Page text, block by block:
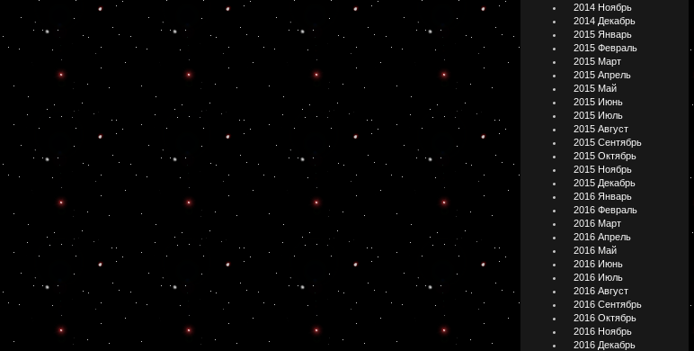
2014 Ноябрь
2014 Декабрь
2015 Январь
2015 Февраль
2015 Март
2015 Апрель
2015 Май
2015 Июнь
2015 Июль
2015 Август
2015 Сентябрь
2015 Октябрь
2015 Ноябрь
2015 Декабрь
2016 Январь
2016 Февраль
2016 Март
2016 Апрель
2016 Май
2016 Июнь
2016 Июль
2016 Август
2016 Сентябрь
2016 Октябрь
2016 Ноябрь
2016 Декабрь